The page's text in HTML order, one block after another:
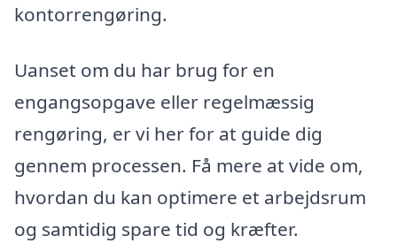
kontorrengøring.
Uanset om du har brug for en
engangsopgave eller regelmæssig
rengøring, er vi her for at guide dig
gennem processen. Få mere at vide om,
hvordan du kan optimere et arbejdsrum
og samtidig spare tid og kræfter.